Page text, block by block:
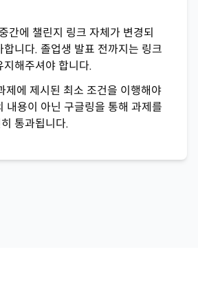
간에 챌린지 링크 자체가 변경되
합니다. 졸업생 발표 전까지는 링크
지해주셔야 합니다.
제에 제시된 최소 조건을 이행해야
내용이 아닌 구글링을 통해 과제를
통과됩니다.